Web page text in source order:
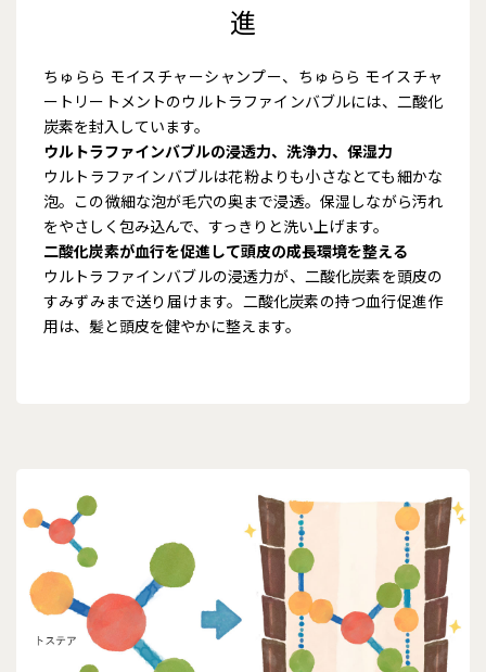
進
ちゅらら モイスチャーシャンプー、ちゅらら モイスチャ
ートリートメントのウルトラファインバブルには、二酸化
炭素を封入しています。
ウルトラファインバブルの浸透力、洗浄力、保湿力
ウルトラファインバブルは花粉よりも小さなとても細かな
泡。この微細な泡が毛穴の奥まで浸透。保湿しながら汚れ
をやさしく包み込んで、すっきりと洗い上げます。
二酸化炭素が血行を促進して頭皮の成長環境を整える
ウルトラファインバブルの浸透力が、二酸化炭素を頭皮の
すみずみまで送り届けます。二酸化炭素の持つ血行促進作
用は、髪と頭皮を健やかに整えます。